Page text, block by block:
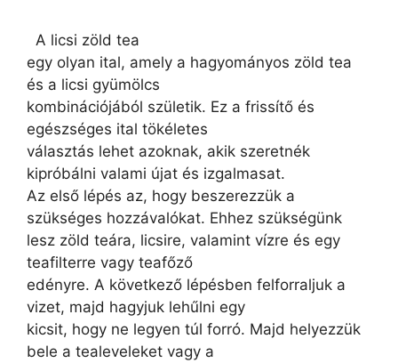
A licsi zöld tea
egy olyan ital, amely a hagyományos zöld tea
és a licsi gyümölcs
kombinációjából születik. Ez a frissítő és
egészséges ital tökéletes
választás lehet azoknak, akik szeretnék
kipróbálni valami újat és izgalmasat.
Az első lépés az, hogy beszerezzük a
szükséges hozzávalókat. Ehhez szükségünk
lesz zöld teára, licsire, valamint vízre és egy
teafilterre vagy teafőző
edényre. A következő lépésben felforraljuk a
vizet, majd hagyjuk lehűlni egy
kicsit, hogy ne legyen túl forró. Majd helyezzük
bele a tealeveleket vagy a